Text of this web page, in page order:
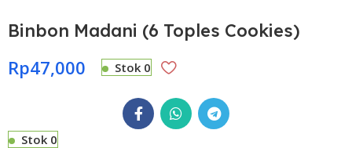
Binbon Madani (6 Toples Cookies)
Rp47,000 Stok 0
Stok 0